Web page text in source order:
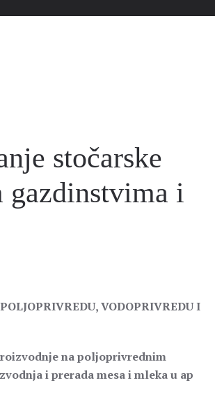
stočarske
i
VODOPRIVREDU I
na poljoprivrednim
i prerada mesa i mleka u ap